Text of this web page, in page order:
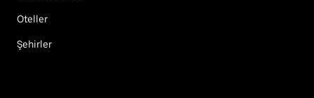
Oteller
Şehirler